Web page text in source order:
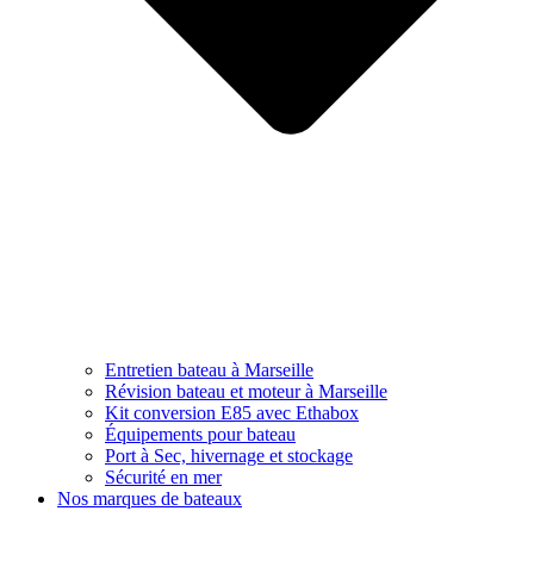
Entretien bateau à Marseille
Révision bateau et moteur à Marseille
Kit conversion E85 avec Ethabox
Équipements pour bateau
Port à Sec, hivernage et stockage
Sécurité en mer
Nos marques de bateaux